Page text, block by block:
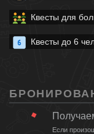
Квесты для
Квесты до 6
Если